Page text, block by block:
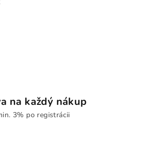
na každý nákup
3% po registrácii